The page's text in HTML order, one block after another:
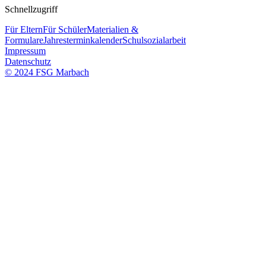
Schnellzugriff
Für ElternFür SchülerMaterialien &
FormulareJahresterminkalenderSchulsozialarbeit
Impressum
Datenschutz
© 2024 FSG Marbach